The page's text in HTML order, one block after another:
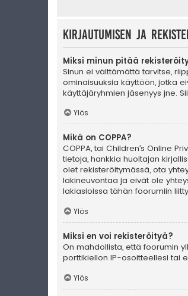
Kirjautumisen ja
Miksi minun pitää
Sinun ei välttämättä tarvitse,
ominaisuuksia käyttöön, jotka
käyttäjäryhmien jäsenyys jne.
Ylös
Mikä on COPPA?
COPPA, tai Children’s Online
tietoja, hankkia huoltajan
olet rekisteröitymässä, ota
lakineuvontaa ja eivät ole
lakiasioissa tähän foorumiin
Ylös
Miksi en voi rekisteröityä?
On mahdollista, että foorumin
porttikiellon IP-osoitteellesi tai
Ylös